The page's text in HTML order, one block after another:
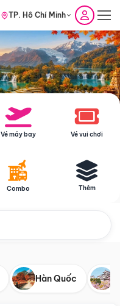
TP. Hồ Chí Minh
Vé máy bay Vé vui chơi
Combo Thêm
Hàn Quốc